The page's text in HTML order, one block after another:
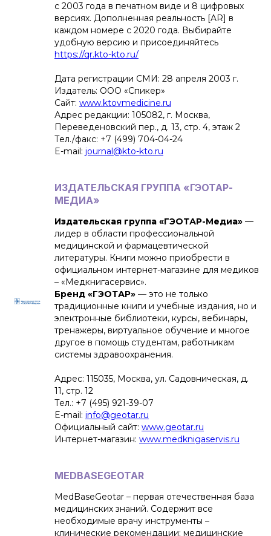
с 2003 года в печатном виде и 8 цифровых
версиях. Дополненная реальность [AR] в
каждом номере с 2020 года. Выбирайте
удобную версию и присоединяйтесь
https://qr.kto-kto.ru/
Дата регистрации СМИ: 28 апреля 2003 г.
Издатель: ООО «Спикер»
Сайт: www.ktovmedicine.ru
Адрес редакции: 105082, г. Москва,
Переведеновский пер., д. 13, стр. 4, этаж 2
Тел./факс: +7 (499) 704-04-24
E-mail: journal@kto-kto.ru
ИЗДАТЕЛЬСКАЯ ГРУППА «ГЭОТАР-
МЕДИА»
Издательская группа «ГЭОТАР-Медиа» —
лидер в области профессиональной
медицинской и фармацевтической
литературы. Книги можно приобрести в
официальном интернет-магазине для медиков
– «Медкнигасервис».
Бренд «ГЭОТАР» — это не только
традиционные книги и учебные издания, но и
электронные библиотеки, курсы, вебинары,
тренажеры, виртуальное обучение и многое
другое в помощь студентам, работникам
системы здравоохранения.
Адрес: 115035, Москва, ул. Садовническая, д.
11, стр. 12
Тел.: +7 (495) 921-39-07
E-mail: info@geotar.ru
Официальный сайт: www.geotar.ru
Интернет-магазин: www.medknigaservis.ru
MEDBASEGEOTAR
MedBaseGeotar – первая отечественная база
медицинских знаний. Содержит все
необходимые врачу инструменты –
клинические рекомендации; медицинские